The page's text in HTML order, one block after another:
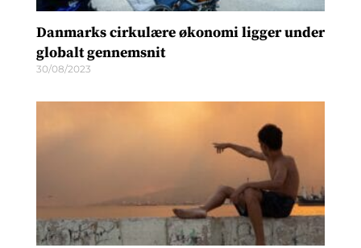
Danmarks cirkulære økonomi ligger under
globalt gennemsnit
30/08/2023